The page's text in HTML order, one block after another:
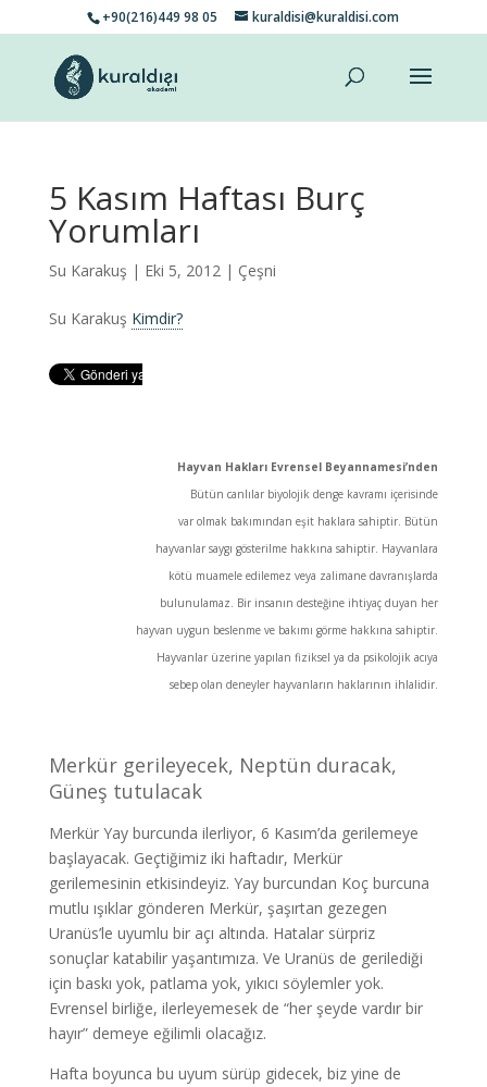
+90(216)449 98 05 kuraldisi@kuraldisi.com
5 Kasım Haftası Burç
Yorumları
Su Karakuş | Eki 5, 2012 | Çeşni
Su Karakuş Kimdir?
Hayvan Hakları Evrensel Beyannamesi’nden
Bütün canlılar biyolojik denge kavramı içerisinde
var olmak bakımından eşit haklara sahiptir. Bütün
hayvanlar saygı gösterilme hakkına sahiptir. Hayvanlara
kötü muamele edilemez veya zalimane davranışlarda
bulunulamaz. Bir insanın desteğine ihtiyaç duyan her
hayvan uygun beslenme ve bakımı görme hakkına sahiptir.
Hayvanlar üzerine yapılan fiziksel ya da psikolojik acıya
sebep olan deneyler hayvanların haklarının ihlalidir.
Merkür gerileyecek, Neptün duracak,
Güneş tutulacak
Merkür Yay burcunda ilerliyor, 6 Kasım’da gerilemeye
başlayacak. Geçtiğimiz iki haftadır, Merkür
gerilemesinin etkisindeyiz. Yay burcundan Koç burcuna
mutlu ışıklar gönderen Merkür, şaşırtan gezegen
Uranüs’le uyumlu bir açı altında. Hatalar sürpriz
sonuçlar katabilir yaşantımıza. Ve Uranüs de gerilediği
için baskı yok, patlama yok, yıkıcı söylemler yok.
Evrensel birliğe, ilerleyemesek de “her şeyde vardır bir
hayır” demeye eğilimli olacağız.
Hafta boyunca bu uyum sürüp gidecek, biz yine de